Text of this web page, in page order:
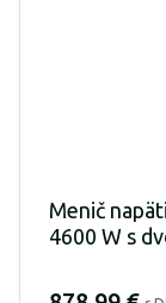
Menič
4600 W s